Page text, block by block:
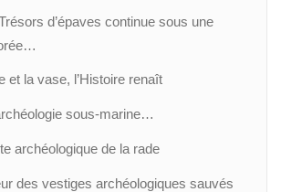
d’épaves continue sous une
et la vase, l’Histoire renaît
sous-marine…
archéologique de la rade
des vestiges archéologiques sauvés